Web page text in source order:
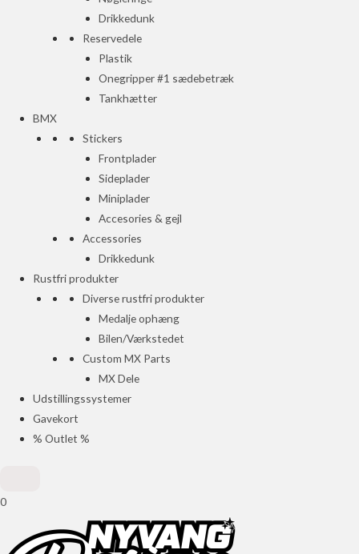
Drikkedunk
Reservedele
Plastik
Onegripper #1 sædebetræk
Tankhætter
BMX
Stickers
Frontplader
Sideplader
Miniplader
Accesories & gejl
Accessories
Drikkedunk
Rustfri produkter
Diverse rustfri produkter
Medalje ophæng
Bilen/Værkstedet
Custom MX Parts
MX Dele
Udstillingssystemer
Gavekort
% Outlet %
0